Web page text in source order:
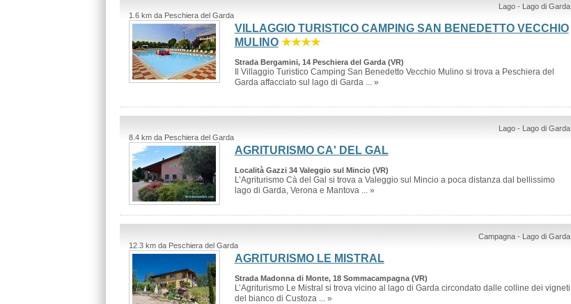
Lago - Lago di Garda
1.6 km da Peschiera del Garda
VILLAGGIO TURISTICO CAMPING SAN BENEDETTO VECCHIO
MULINO ★★★★
Strada Bergamini, 14 Peschiera del Garda (VR)
Il Villaggio Turistico Camping San Benedetto Vecchio Mulino si trova a Peschiera del
Garda affacciato sul lago di Garda ... »
Lago - Lago di Garda
8.4 km da Peschiera del Garda
AGRITURISMO CA' DEL GAL
Località Gazzi 34 Valeggio sul Mincio (VR)
L’Agriturismo Cà del Gal si trova a Valeggio sul Mincio a poca distanza dal bellissimo
lago di Garda, Verona e Mantova ... »
Campagna - Lago di Garda
12.3 km da Peschiera del Garda
AGRITURISMO LE MISTRAL
Strada Madonna di Monte, 18 Sommacampagna (VR)
L’Agriturismo Le Mistral si trova vicino al lago di Garda circondato dalle colline dei vigneti
del bianco di Custoza ... »